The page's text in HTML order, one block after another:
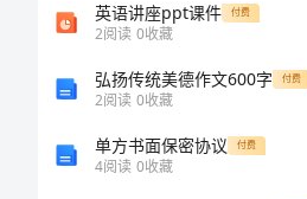
（三）
英语讲座ppt课件 付费
2阅读 0收藏
弘扬传统美德作文600字 付费
2阅读 0收藏
单方书面保密协议 付费
4阅读 0收藏